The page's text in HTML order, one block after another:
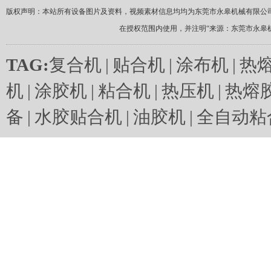
版权声明：本站所有设备图片及资料，视频素材信息均均为东莞市永皋机械有限
在授权范围内使用，并注明“来源：东莞市永
TAG:复合机 | 贴合机 | 涂布机 | 热
机 | 涂胶机 | 粘合机 | 热压机 | 热熔
备 | 水胶贴合机 | 油胶机 | 全自动粘